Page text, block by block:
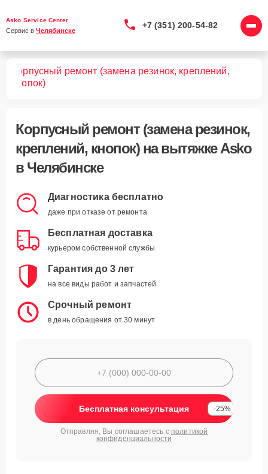
Asko Service Center
Сервис в Челябинске
+7 (351) 200-54-82
Корпусный ремонт (замена резинок, креплений,
кнопок)
Корпусный ремонт (замена резинок,
креплений, кнопок)на вытяжке Asko
в Челябинске
Диагностика бесплатно
даже при отказе от ремонта
Бесплатная доставка
курьером собственной службы
Гарантия до 3 лет
на все виды работ и запчастей
Срочный ремонт
в день обращения от 30 минут
Бесплатная консультация -25%
Отправляя, Вы соглашаетесь с политикой
конфиденциальности